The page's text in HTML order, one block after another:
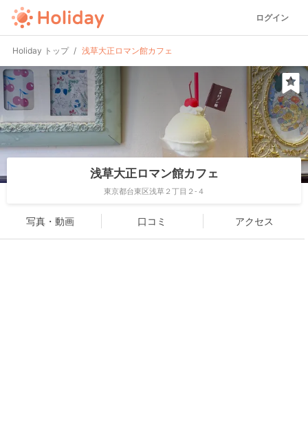
ログイン
Holiday トップ 浅草大正ロマン館カフェ
浅草大正ロマン館カフェ
東京都台東区浅草２丁目２-４
写真・動画 口コミ アクセス